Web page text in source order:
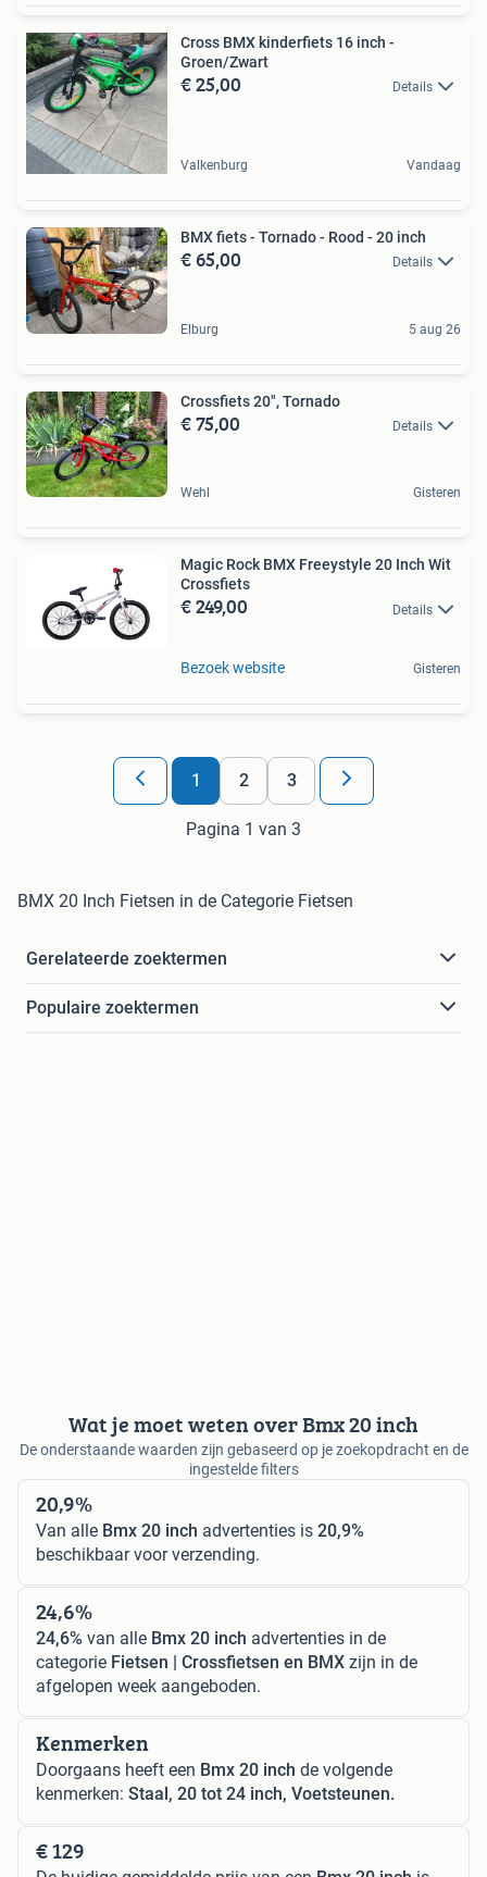
Cross BMX kinderfiets 16 inch -
Groen/Zwart
€ 25,00 Details
Valkenburg Vandaag
BMX fiets - Tornado - Rood - 20 inch
€ 65,00 Details
Elburg 5 aug 26
Crossfiets 20", Tornado
€ 75,00 Details
Wehl Gisteren
Magic Rock BMX Freeystyle 20 Inch Wit
Crossfiets
€ 249,00 Details
Bezoek website Gisteren
1 2 3
Pagina 1 van 3
BMX 20 Inch Fietsen in de Categorie Fietsen
Gerelateerde zoektermen
Populaire zoektermen
Wat je moet weten over Bmx 20 inch
De onderstaande waarden zijn gebaseerd op je zoekopdracht en de
ingestelde filters
20,9%
Van alle Bmx 20 inch advertenties is 20,9%
beschikbaar voor verzending.
24,6%
24,6% van alle Bmx 20 inch advertenties in de
categorie Fietsen | Crossfietsen en BMX zijn in de
afgelopen week aangeboden.
Kenmerken
Doorgaans heeft een Bmx 20 inch de volgende
kenmerken: Staal, 20 tot 24 inch, Voetsteunen.
€ 129